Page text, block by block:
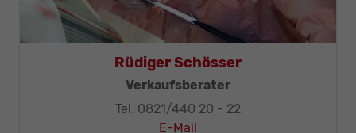
Rüdiger
Tel. 0821/440 20 -